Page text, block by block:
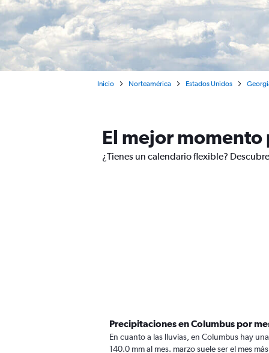
Inicio Norteamérica Estados Unidos
El mejor momento
¿Tienes un calendario flexible?
Precipitaciones en Columbus por
En cuanto a las lluvias, en Columbus hay
140.0 mm al mes. marzo suele ser el mes